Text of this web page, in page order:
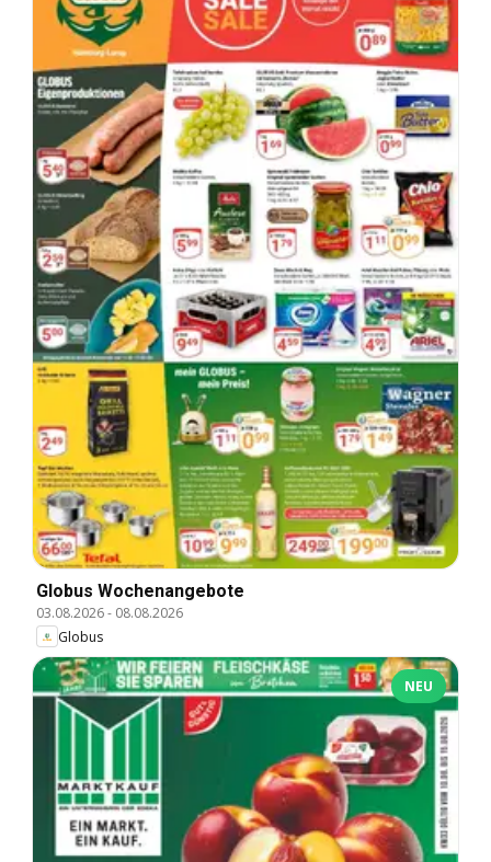
Globus Wochenangebote
03.08.2026- 08.08.2026
Globus
NEU